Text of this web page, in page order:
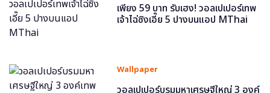
เพียง 59 บาท รับเฮง! วอลเปเปอร์เทพ
เจ้าไฉ่ซิงเอี๊ย 5 ปางบนแอป MThai
Wallpaper
วอลเปเปอร์บรมมหาเศรษฐีใหญ่ 3 องค์